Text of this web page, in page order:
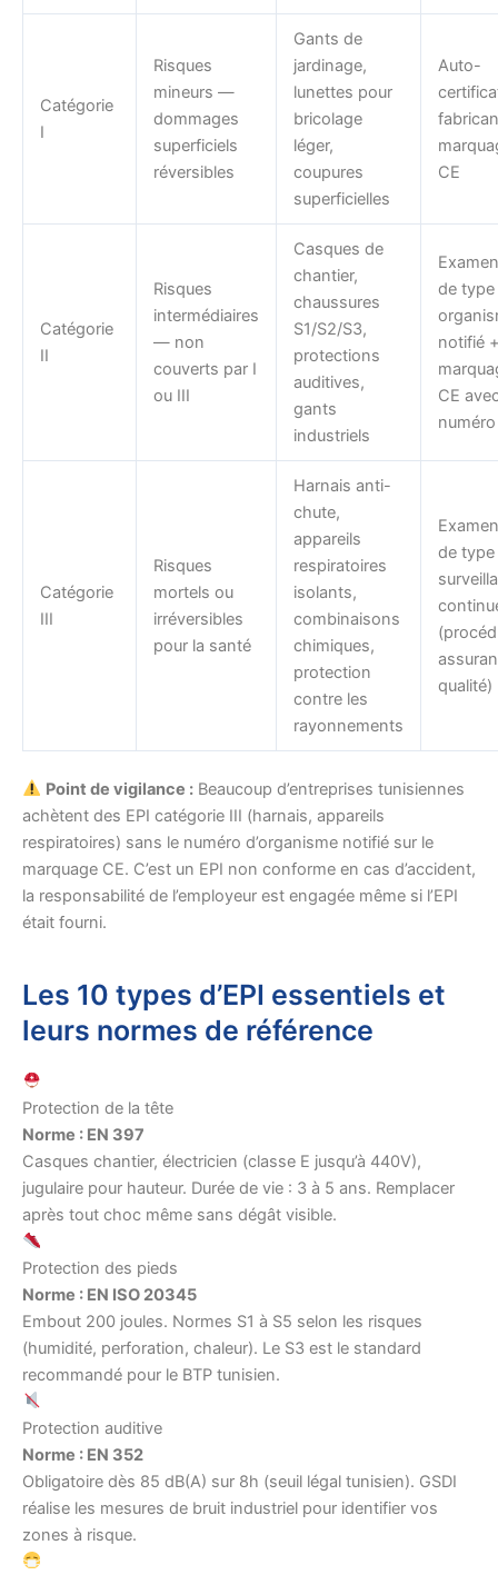
Catégorie
I
Risques
mineurs —
dommages
superficiels
réversibles
Gants de
jardinage,
lunettes pour
bricolage
léger,
coupures
superficielles
Auto-
CE
Catégorie
II
Risques
intermédiaires
— non
couverts par I
ou III
Casques de
chantier,
chaussures
S1/S2/S3,
protections
auditives,
gants
industriels
de type
notifié
CE
numéro
Catégorie
III
Risques
mortels ou
irréversibles
pour la santé
Harnais anti-
chute,
appareils
respiratoires
isolants,
combinaisons
chimiques,
protection
contre les
rayonnements
de
qualité)
Point de vigilance :Beaucoup d’entreprises tunisiennes
achètent des EPI catégorie III (harnais, appareils
respiratoires) sans le numéro d’organisme notifié sur le
marquage CE. C’est un EPI non conforme en cas d’accident,
la responsabilité de l’employeur est engagée même si l’EPI
était fourni.
Les 10 types d’EPI essentiels et
leurs normes de référence
Protection de la tête
Norme : EN 397
Casques chantier, électricien (classe E jusqu’à 440V),
jugulaire pour hauteur. Durée de vie : 3 à 5 ans. Remplacer
après tout choc même sans dégât visible.
Protection des pieds
Norme : EN ISO 20345
Embout 200 joules. Normes S1 à S5 selon les risques
(humidité, perforation, chaleur). Le S3 est le standard
recommandé pour le BTP tunisien.
Protection auditive
Norme : EN 352
Obligatoire dès 85 dB(A) sur 8h (seuil légal tunisien). GSDI
réalise les mesures de bruit industriel pour identifier vos
zones à risque.